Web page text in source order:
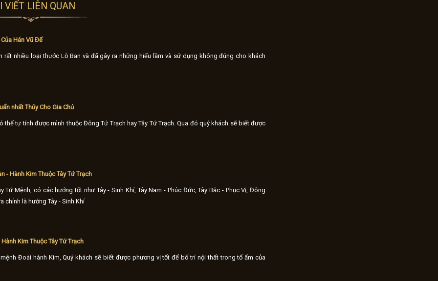
VIẾT LIÊN QUAN
Hán Vũ Đế
rất nhiều loại thước Lỗ Ban và đã gây ra những hiểu lầm và sử dụng không đúng cho khách
nhất Thủy Cho Gia Chủ
thể tự tính được mình thuộc Đông Tứ Trạch hay Tây Tứ Trạch. Qua đó quý khách sẽ biết được
- Hành Kim Thuộc Tây Tứ Trạch
Tứ Mệnh, có các hướng tốt như Tây - Sinh Khí, Tây Nam - Phúc Đức, Tây Bắc - Phục Vị, Đông
chính là hướng Tây - Sinh Khí
Kim Thuộc Tây Tứ Trạch
Đoài hành Kim, Quý khách sẽ biết được phương vị tốt để bố trí nội thất trong tổ ấm của